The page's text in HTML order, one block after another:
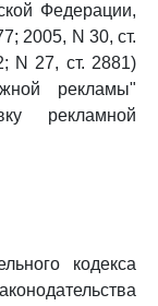
Федерации,
2005, N 30, ст.
N 27, ст. 2881)
рекламы"
рекламной
кодекса